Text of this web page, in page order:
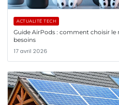
ACTUALITÉ TECH
Guide AirPods : comment choisir
besoins
17 avril 2026